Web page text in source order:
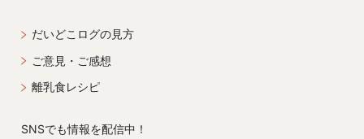
だいどこログの見方
ご意見・ご感想
離乳食レシピ
SNSでも情報を配信中！